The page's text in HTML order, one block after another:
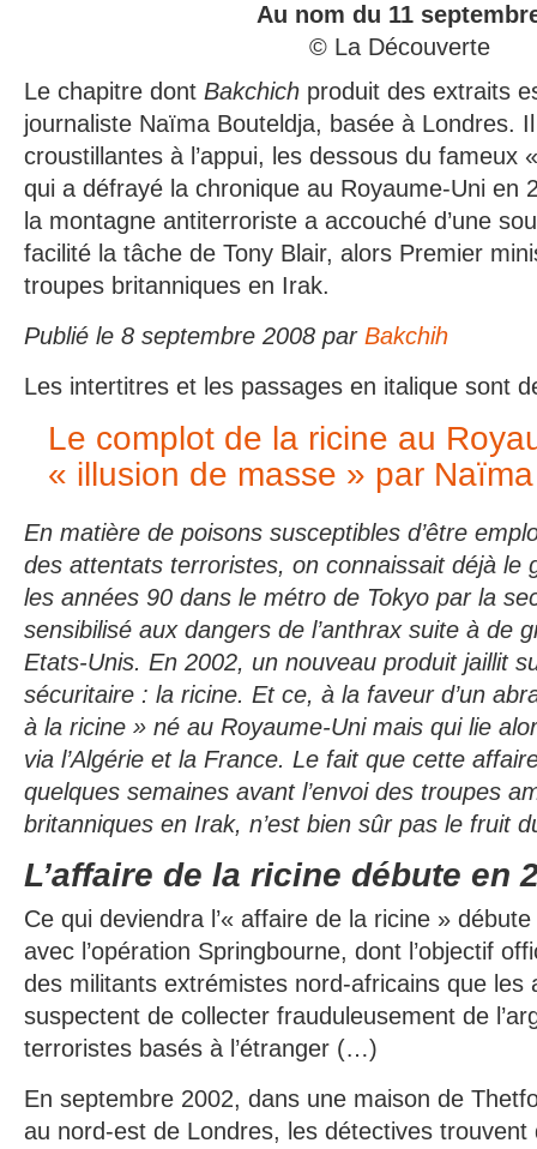
Au nom du 11
© La Découverte
Le chapitre dont Bakchich produit des extraits
journaliste Naïma Bouteldja, basée à Londres.
croustillantes à l’appui, les dessous du fameux
qui a défrayé la chronique au Royaume-Uni en
la montagne antiterroriste a accouché d’une
facilité la tâche de Tony Blair, alors Premier
troupes britanniques en Irak.
Publié le 8 septembre 2008 par Bakchih
Les intertitres et les passages en italique sont
Le complot de la ricine au
« illusion de masse » par
En matière de poisons susceptibles d’être
des attentats terroristes, on connaissait déjà le
les années 90 dans le métro de Tokyo par la
sensibilisé aux dangers de l’anthrax suite à de
Etats-Unis. En 2002, un nouveau produit jaillit
sécuritaire : la ricine. Et ce, à la faveur d’un
à la ricine » né au Royaume-Uni mais qui lie
via l’Algérie et la France. Le fait que cette
quelques semaines avant l’envoi des troupes
britanniques en Irak, n’est bien sûr pas le fruit
L’affaire de la ricine débute en
Ce qui deviendra l’« affaire de la ricine » débute
avec l’opération Springbourne, dont l’objectif
des militants extrémistes nord-africains que les
suspectent de collecter frauduleusement de
terroristes basés à l’étranger (…)
En septembre 2002, dans une maison de
au nord-est de Londres, les détectives trouvent